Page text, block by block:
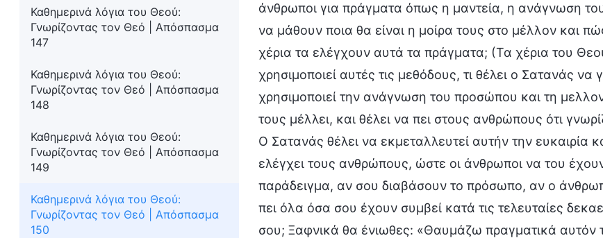
Καθημερινά λόγια του Θεού:
Γνωρίζοντας τον Θεό | Απόσπασμα
147
Καθημερινά λόγια του Θεού:
Γνωρίζοντας τον Θεό | Απόσπασμα
148
Καθημερινά λόγια του Θεού:
Γνωρίζοντας τον Θεό | Απόσπασμα
149
Καθημερινά λόγια του Θεού:
Γνωρίζοντας τον Θεό | Απόσπασμα
150
άνθρωποι για πράγματα όπως η μαντεία, η ανάγνωση
να μάθουν ποια θα είναι η μοίρα τους στο μέλλον και
χέρια τα ελέγχουν αυτά τα πράγματα; (Τα χέρια του
χρησιμοποιεί αυτές τις μεθόδους, τι θέλει ο Σατανάς
χρησιμοποιεί την ανάγνωση του προσώπου και τη
τους μέλλει, και θέλει να πει στους ανθρώπους ότι
Ο Σατανάς θέλει να εκμεταλλευτεί αυτήν την ευκαιρία
ελέγχει τους ανθρώπους, ώστε οι άνθρωποι να του
παράδειγμα, αν σου διαβάσουν το πρόσωπο, αν ο
πει όλα όσα σου έχουν συμβεί κατά τις τελευταίες
σου; Ξαφνικά θα ένιωθες: «Θαυμάζω πραγματικά αυτόν